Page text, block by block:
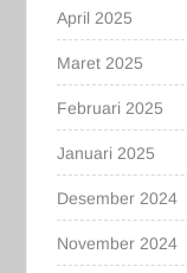
April 2025
Maret 2025
Februari 2025
Januari 2025
Desember 2024
November 2024